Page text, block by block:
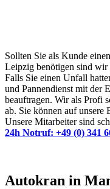
Sollten Sie als Kunde
Leipzig benötigen sind wir
Falls Sie einen Unfall
und Pannendienst mit der
beauftragen. Wir als Profi
ab. Sie können auf unsere
Unsere Mitarbeiter sind
24h Notruf: +49 (0) 341
Autokran in